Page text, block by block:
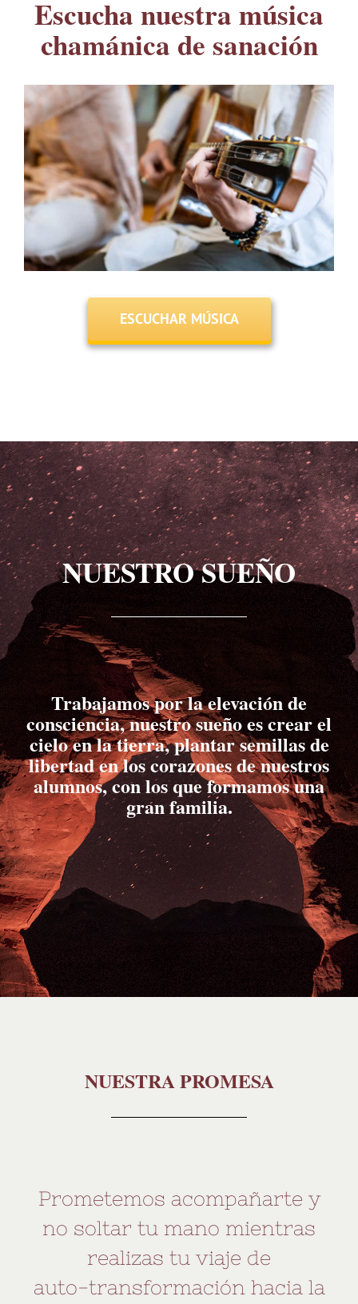
Escucha nuestra música
chamánica de sanación
ESCUCHAR MÚSICA
NUESTRO SUEÑO
Trabajamos por la elevación de
consciencia, nuestro sueño es crear el
cielo en la tierra, plantar semillas de
libertad en los corazones de nuestros
alumnos, con los que formamos una
gran familia.
NUESTRA PROMESA
Prometemos acompañarte y
no soltar tu mano mientras
realizas tu viaje de
auto-transformación hacia la